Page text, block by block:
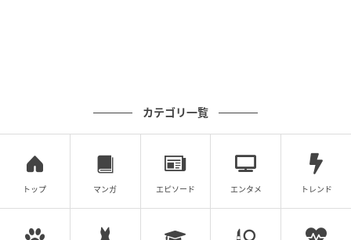
と流れて、食卓映え間違いなし。卵はみそ汁の中に直
recipe
材料（2杯分）
カテゴリ一覧
トップ マンガ エピソード エンタメ トレンド